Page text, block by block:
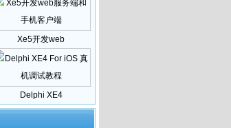
Xe5开发web
Delphi XE4